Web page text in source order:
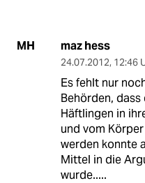
MH maz hess
24.07.2012, 12:46
Es fehlt nur
Behörden, dass
Häftlingen in
und vom
werden konnte
Mittel in die
wurde.....